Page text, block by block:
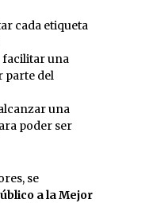
cada etiqueta
una
parte del
una
poder ser
se
a la Mejor